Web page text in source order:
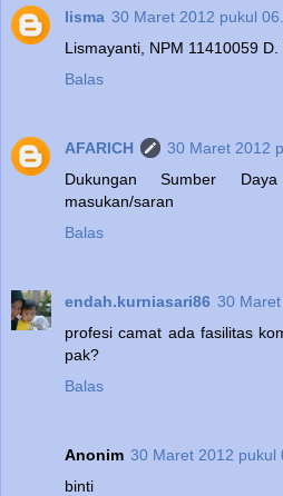
lisma 30 Maret 2012 pukul
Lismayanti, NPM 11410059
Balas
AFARICH
30 Maret 2012
Dukungan Sumber
masukan/saran
Balas
endah.kurniasari86 30
profesi camat ada fasilitas
pak?
Balas
Anonim 30 Maret 2012 pukul
binti